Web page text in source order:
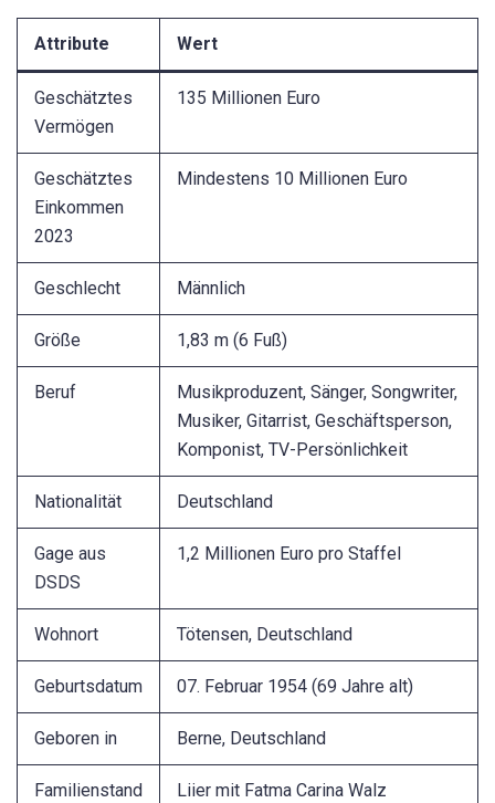
Attribute Wert
Geschätztes
Vermögen
135 Millionen Euro
Geschätztes
Einkommen
2023
Mindestens 10 Millionen Euro
Geschlecht Männlich
Größe 1,83 m (6 Fuß)
Beruf
Musikproduzent, Sänger, Songwriter,
Musiker, Gitarrist, Geschäftsperson,
Komponist, TV-Persönlichkeit
Nationalität Deutschland
Gage aus
DSDS
1,2 Millionen Euro pro Staffel
Wohnort Tötensen, Deutschland
Geburtsdatum 07. Februar 1954 (69 Jahre alt)
Geboren in Berne, Deutschland
Familienstand Liier mit Fatma Carina Walz